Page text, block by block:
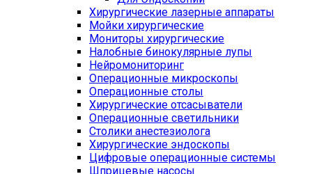
Хирургические лазерные аппараты
Мойки хирургические
Мониторы хирургические
Налобные бинокулярные лупы
Нейромониторинг
Операционные микроскопы
Операционные столы
Хирургические отсасыватели
Операционные светильники
Столики анестезиолога
Хирургические эндоскопы
Цифровые операционные системы
Шприцевые насосы